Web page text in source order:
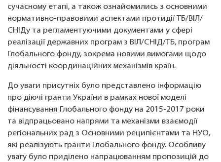
сучасному етапі, а також ознайомились з основними
нормативно-правовими аспектами протидії ТБ/ВІЛ/
СНІДу та регламентуючими документами у сфері
реалізації державних програм з ВІЛ/СНІД/ТБ, програм
Глобального фонду, зокрема новими вимогами щодо
діяльності координаційних механізмів країн.
До уваги присутніх було представлено інформацію
про діючі гранти України в рамках нової моделі
фінансування Глобального фонду на 2015-2017 роки
та відпрацьовано напрями та механізми взаємодії
регіональних рад з Основними реципієнтами та НУО,
які реалізують гранти Глобального фонду. Особливу
увагу було приділено напрацюванням пропозицій до